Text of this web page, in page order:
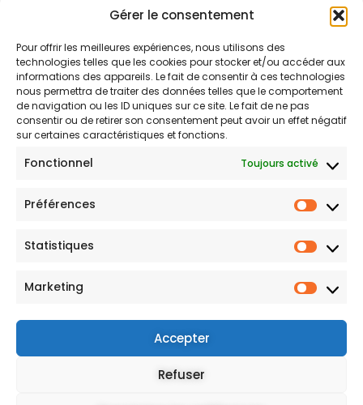
Gérer le consentement
Pour offrir les meilleures expériences, nous utilisons des
technologies telles que les cookies pour stocker et/ou accéder aux
informations des appareils. Le fait de consentir à ces technologies
nous permettra de traiter des données telles que le comportement
de navigation ou les ID uniques sur ce site. Le fait de ne pas
consentir ou de retirer son consentement peut avoir un effet négatif
sur certaines caractéristiques et fonctions.
Fonctionnel Toujours activé
Préférences
Statistiques
Marketing
Accepter
Refuser
La Cellule des Créateurs
Rejoignez la Cellule des Créateurs et influencez
directement le développement de nos projets.
Ensemble, nous bâtissons des contenus qui vous